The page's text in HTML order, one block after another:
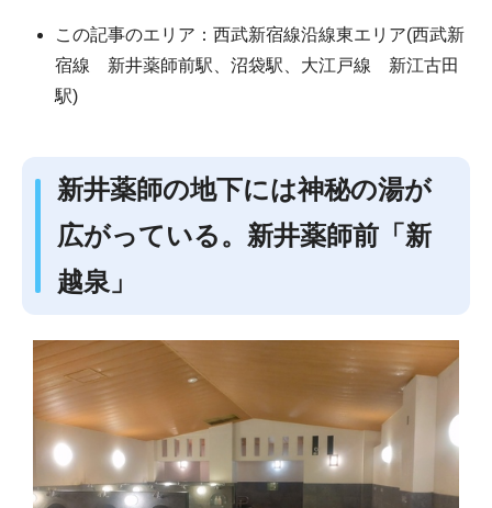
この記事のエリア：西武新宿線沿線東エリア(西武新
宿線 新井薬師前駅、沼袋駅、大江戸線 新江古田
駅)
新井薬師の地下には神秘の湯が
広がっている。新井薬師前「新
越泉」